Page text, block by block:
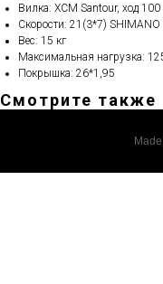
Вилка: XCM Santour, ход
Скорости: 21(3*7)
Вес: 15 кг
Максимальная нагрузка:
Покрышка: 26*1,95
Смотрите также